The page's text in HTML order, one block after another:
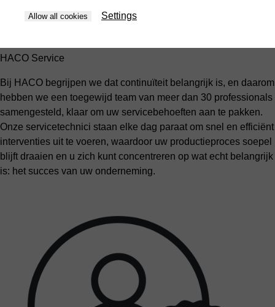
HACO Service
Bij HACO begrijpen we dat continuïteit belangrijk is, en daarom
hebben we een toegewijd team van meer dan 30 professionals
samengesteld, klaar om uw servicebehoeften aan te pakken.
Onze servicetechnici staan elke dag paraat om snel en efficiënt
interventies uit te voeren, waardoor uw productieproces soepel
blijft draaien en u zich kunt concentreren op wat echt belangrijk
is: het succes van uw onderneming.
Allow all cookies Settings